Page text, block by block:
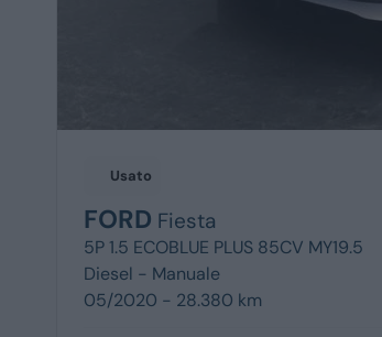
Usato
FORD Fiesta
5P 1.5 ECOBLUE PLUS 85CV MY19.5
Diesel - Manuale
05/2020 - 28.380 km